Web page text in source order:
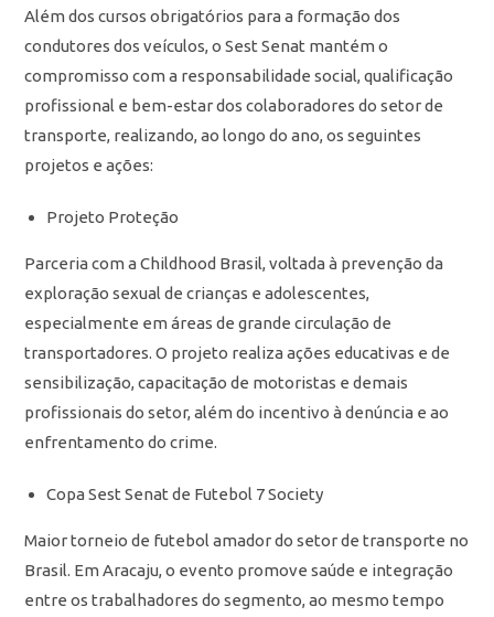
Além dos cursos obrigatórios para a formação dos
condutores dos veículos, o Sest Senat mantém o
compromisso com a responsabilidade social, qualificação
profissional e bem-estar dos colaboradores do setor de
transporte, realizando, ao longo do ano, os seguintes
projetos e ações:
Projeto Proteção
Parceria com a Childhood Brasil, voltada à prevenção da
exploração sexual de crianças e adolescentes,
especialmente em áreas de grande circulação de
transportadores. O projeto realiza ações educativas e de
sensibilização, capacitação de motoristas e demais
profissionais do setor, além do incentivo à denúncia e ao
enfrentamento do crime.
Copa Sest Senat de Futebol 7 Society
Maior torneio de futebol amador do setor de transporte no
Brasil. Em Aracaju, o evento promove saúde e integração
entre os trabalhadores do segmento, ao mesmo tempo